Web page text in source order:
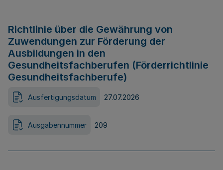
Richtlinie über die Gewährung von
Zuwendungen zur Förderung der
Ausbildungen in den
Gesundheitsfachberufen (Förderrichtlinie
Gesundheitsfachberufe)
Ausfertigungsdatum 27.07.2026
Ausgabennummer 209